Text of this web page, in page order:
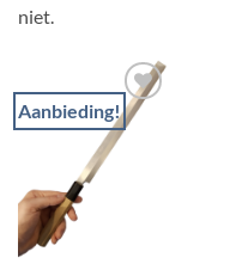
niet.
Aanbieding!Toevoegen
aan
verlanglijst